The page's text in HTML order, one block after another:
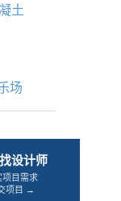
土
场
设计师
项目需求
项目 →